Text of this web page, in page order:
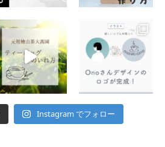
Instagram でフォロー